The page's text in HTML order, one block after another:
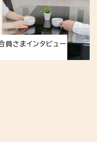
員さまインタビュー